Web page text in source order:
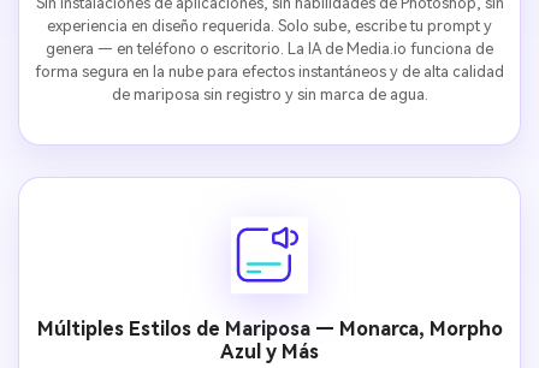
experiencia en diseño requerida. Solo sube, escribe tu prompt y
genera — en teléfono o escritorio. La IA de Media.io funciona de
forma segura en la nube para efectos instantáneos y de alta calidad
de mariposa sin registro y sin marca de agua.
Múltiples Estilos de Mariposa — Monarca, Morpho
Azul y Más